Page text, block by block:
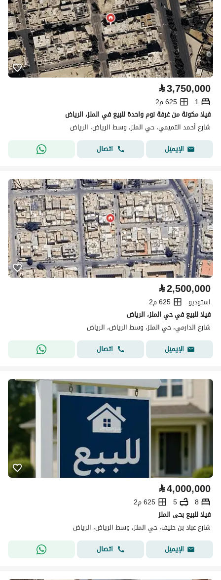
⃁3,750,000
1
625 م2
فيلا مكونة من غرفة نوم واحدة للبيع في الملز، الرياض
شارع أحمد التميمي، حي الملز، وسط الرياض، الرياض
الإيميل
اتصال
⃁2,500,000
استوديو
625 م2
فيلا للبيع في حي الملز، الرياض
شارع الدارمي، حي الملز، وسط الرياض، الرياض
الإيميل
اتصال
⃁4,000,000
8
5
625 م2
فيلا للبيع بحى الملز
شارع عباد بن حنيف، حي الملز، وسط الرياض، الرياض
الإيميل
اتصال